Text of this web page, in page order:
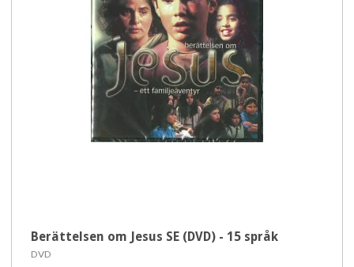
Berättelsen om Jesus SE (DVD) - 15 språk
DVD